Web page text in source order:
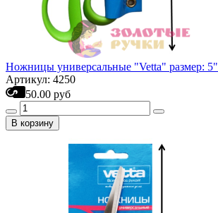
Ножницы универсальные "Vetta" размер:
Артикул: 4250
50.00 руб
В корзину